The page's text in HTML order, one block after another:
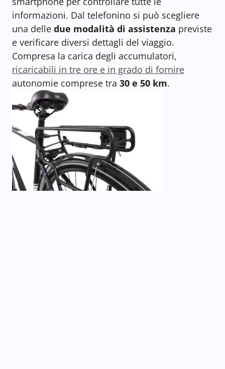
informazioni. Dal telefonino si può scegliere
una delle due modalità di assistenza previste
e verificare diversi dettagli del viaggio.
Compresa la carica degli accumulatori,
ricaricabili in tre ore e in grado di fornire
autonomie comprese tra 30 e 50 km.